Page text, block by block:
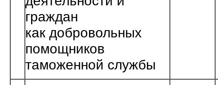
граждан
как добровольных
помощни­ков
таможенной службы